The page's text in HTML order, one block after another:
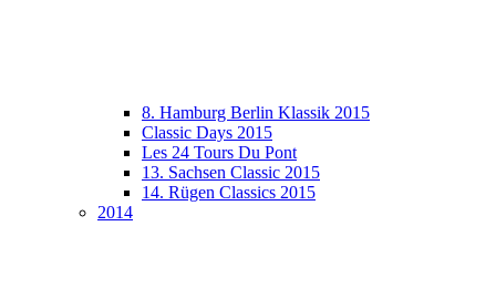
8. Hamburg Berlin Klassik 2015
Classic Days 2015
Les 24 Tours Du Pont
13. Sachsen Classic 2015
14. Rügen Classics 2015
2014